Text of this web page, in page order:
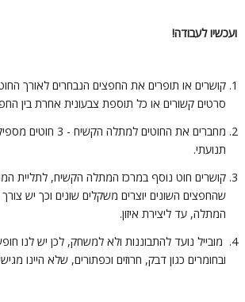
לעבודה!
קושרים או תופרים את החפצים הנבחרים לאורך החוט.
סרטים קשורים או כל תוספת צבעונית אחרת בין
מחברים את החוטים למתלה הקשיח
תנועתי.
קושרים חוט נוסף במרכז המתלה הקשיח, לתליית
שהחפצים השונים יוצרים משקלים שונים וכך יש צורך
המתלה, עד ליצירת איזון.
מובייל נועד להתבוננות ולא למשחק, לכן יש לנו חופש
ובחומרים כגון דבק, חרוזים וכפתורים, שלא היינו מגישים